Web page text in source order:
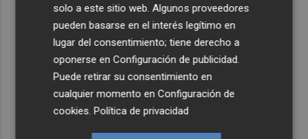
solo a este sitio web. Algunos proveedores
pueden basarse en el interés legítimo en
lugar del consentimiento; tiene derecho a
oponerse enConfiguración de publicidad.
Puede retirar su consentimiento en
cualquier momento enConfiguración de
cookies.Política de privacidad